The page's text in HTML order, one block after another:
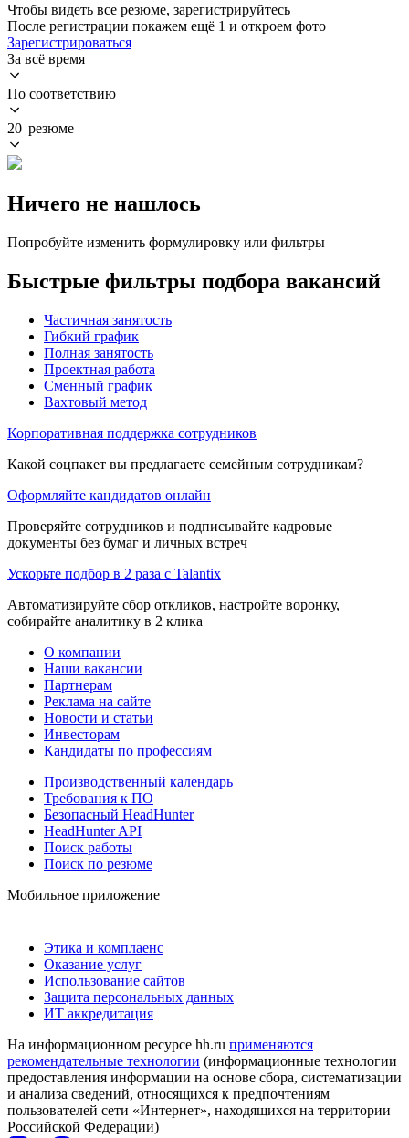
Чтобы видеть все резюме, зарегистрируйтесь
После регистрации покажем ещё 1 и откроем фото
Зарегистрироваться
За всё время
По соответствию
20 резюме
Ничего не нашлось
Попробуйте изменить формулировку или фильтры
Быстрые фильтры подбора вакансий
Частичная занятость
Гибкий график
Полная занятость
Проектная работа
Сменный график
Вахтовый метод
Корпоративная поддержка сотрудников
Какой соцпакет вы предлагаете семейным сотрудникам?
Оформляйте кандидатов онлайн
Проверяйте сотрудников и подписывайте кадровые
документы без бумаг и личных встреч
Ускорьте подбор в 2 раза с Talantix
Автоматизируйте сбор откликов, настройте воронку,
собирайте аналитику в 2 клика
О компании
Наши вакансии
Партнерам
Реклама на сайте
Новости и статьи
Инвесторам
Кандидаты по профессиям
Производственный календарь
Требования к ПО
Безопасный HeadHunter
HeadHunter API
Поиск работы
Поиск по резюме
Мобильное приложение
Этика и комплаенс
Оказание услуг
Использование сайтов
Защита персональных данных
ИТ аккредитация
На информационном ресурсе hh.ru применяются
рекомендательные технологии (информационные технологии
предоставления информации на основе сбора, систематизации
и анализа сведений, относящихся к предпочтениям
пользователей сети «Интернет», находящихся на территории
Российской Федерации)